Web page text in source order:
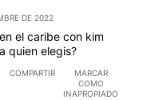
DE 2022
el caribe con kim
quien elegis?
COMPARTIR
MARCAR
COMO
INAPROPIADO